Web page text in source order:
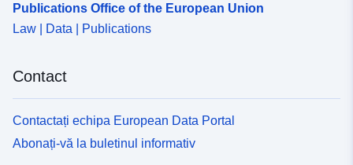
Publications Office of the European Union
Law | Data | Publications
Contact
Contactați echipa European Data Portal
Abonați-vă la buletinul informativ